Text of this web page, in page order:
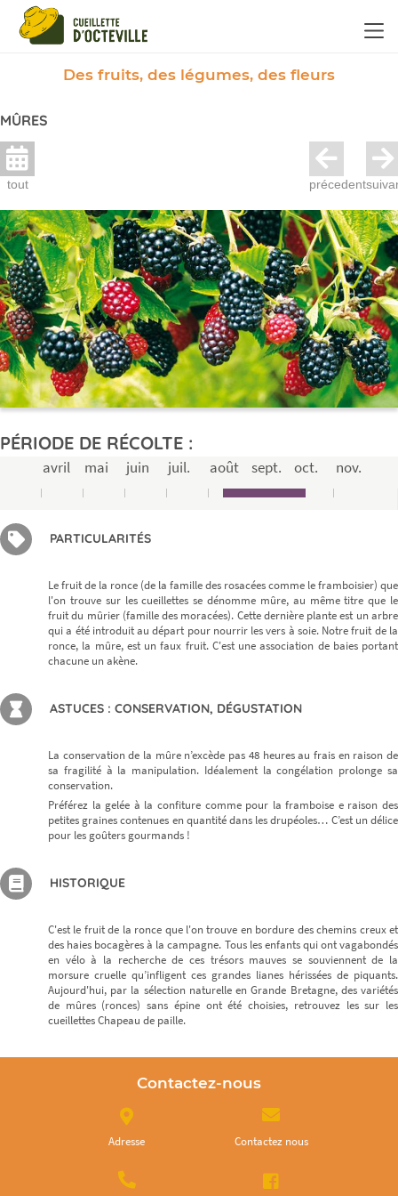
Des fruits, des légumes, des fleurs
MÛRES
tout précedent
PÉRIODE DE RÉCOLTE :
avril mai juin juil. août sept. oct. nov.
PARTICULARITÉS
Le fruit de la ronce (de la famille des rosacées comme le framboisier) que
l'on trouve sur les cueillettes se dénomme mûre, au même titre que le
fruit du mûrier (famille des moracées). Cette dernière plante est un arbre
qui a été introduit au départ pour nourrir les vers à soie. Notre fruit de la
ronce, la mûre, est un faux fruit. C'est une association de baies portant
chacune un akène.
ASTUCES : CONSERVATION, DÉGUSTATION
La conservation de la mûre n’excède pas 48 heures au frais en raison de
sa fragilité à la manipulation. Idéalement la congélation prolonge sa
conservation.
Préférez la gelée à la confiture comme pour la framboise e raison des
petites graines contenues en quantité dans les drupéoles… C’est un délice
pour les goûters gourmands !
HISTORIQUE
C'est le fruit de la ronce que l'on trouve en bordure des chemins creux et
des haies bocagères à la campagne. Tous les enfants qui ont vagabondés
en vélo à la recherche de ces trésors mauves se souviennent de la
morsure cruelle qu’infligent ces grandes lianes hérissées de piquants.
Aujourd'hui, par la sélection naturelle en Grande Bretagne, des variétés
de mûres (ronces) sans épine ont été choisies, retrouvez les sur les
cueillettes Chapeau de paille.
Contactez-nous
Adresse Contactez nous
Panneau de gestion des cookies